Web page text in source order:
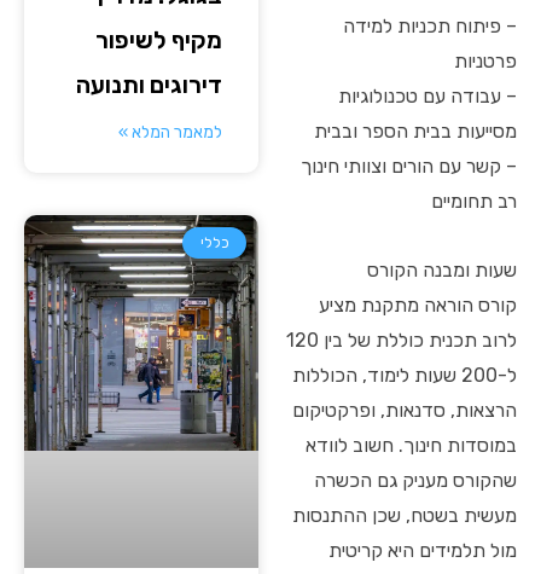
– פיתוח תכניות למידה
פרטניות
– עבודה עם טכנולוגיות
מסייעות בבית הספר ובבית
– קשר עם הורים וצוותי חינוך
רב תחומיים
שעות ומבנה הקורס
קורס הוראה מתקנת מציע
לרוב תכנית כוללת של בין 120
ל-200 שעות לימוד, הכוללות
הרצאות, סדנאות, ופרקטיקום
במוסדות חינוך. חשוב לוודא
שהקורס מעניק גם הכשרה
מעשית בשטח, שכן ההתנסות
מול תלמידים היא קריטית
מקיף לשיפור
דירוגים ותנועה
למאמר המלא »
כללי